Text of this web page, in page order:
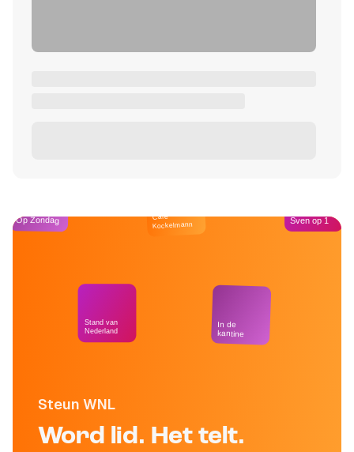
Steun WNL
Word lid. Het telt.
Op Zondag
Stand van
Nederland
Café
Kockelmann
In de
kantine
Sven op 1